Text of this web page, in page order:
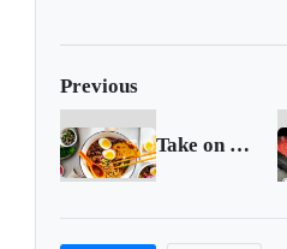
Previous
Take on 2021 with a sustainable - low-carb eating plan